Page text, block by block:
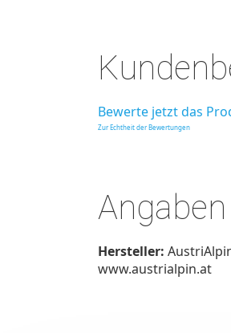
Bewerte jetzt das
Zur Echtheit der Bewertungen
Hersteller:
www.austrialpin.at